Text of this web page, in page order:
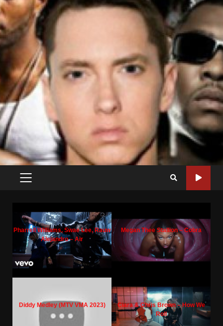
PRIMARY
Pharrell Williams, Swae Lee, Rauw
Alejandro – Air
Megan Thee Stallion – Cobra
Diddy Medley (MTV VMA 2023)
Ciara & Chris Brown – How We
Roll